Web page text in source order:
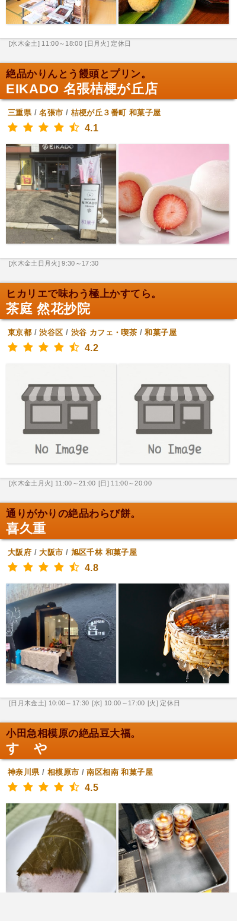
[水木金土] 11:00～18:00 [日月火] 定休日
絶品かりんとう饅頭とプリン。
EIKADO 名張桔梗が丘店
三重県/名張市 / 桔梗が丘３番町 和菓子屋
4.1
[水木金土日月火] 9:30～17:30
ヒカリエで味わう極上かすてら。
茶庭 然花抄院
東京都 /渋谷区 / 渋谷 カフェ・喫茶 /和菓子屋
4.2
[水木金土月火] 11:00～21:00 [日] 11:00～20:00
通りがかりの絶品わらび餅。
喜久重
大阪府 /大阪市 / 旭区千林 和菓子屋
4.8
[日月木金土] 10:00～17:30 [水] 10:00～17:00 [火] 定休日
小田急相模原の絶品豆大福。
すゞや
神奈川県/ 相模原市 /南区相南 和菓子屋
4.5